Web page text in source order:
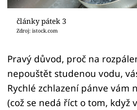
Sledujte nás
články pátek 3
Zdroj: istock.com
Pravý důvod, proč na
nepouštět studenou vodu,
Rychlé zchlazení pánve vám
(což se nedá říct o tom, když